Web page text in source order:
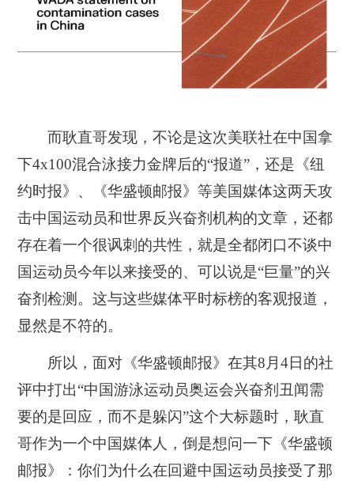
而耿直哥发现，不论是这次美联社在中国拿
下4x100混合泳接力金牌后的“报道”，还是《纽
约时报》、《华盛顿邮报》等美国媒体这两天攻
击中国运动员和世界反兴奋剂机构的文章，还都
存在着一个很讽刺的共性，就是全都闭口不谈中
国运动员今年以来接受的、可以说是“巨量”的兴
奋剂检测。这与这些媒体平时标榜的客观报道，
显然是不符的。
所以，面对《华盛顿邮报》在其8月4日的社
评中打出“中国游泳运动员奥运会兴奋剂丑闻需
要的是回应，而不是躲闪”这个大标题时，耿直
哥作为一个中国媒体人，倒是想问一下《华盛顿
邮报》：你们为什么在回避中国运动员接受了那